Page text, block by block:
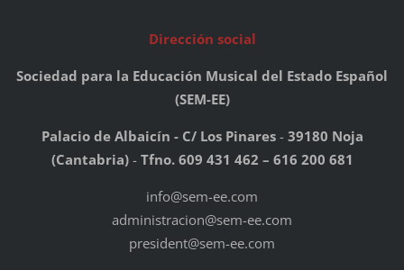
Dirección social
Sociedad para la Educación Musical del Estado Español
(SEM-EE)
Palacio de Albaicín - C/ Los Pinares- 39180 Noja
(Cantabria) - Tfno. 609 431 462 – 616 200 681
info@sem-ee.com
administracion@sem-ee.com
president@sem-ee.com